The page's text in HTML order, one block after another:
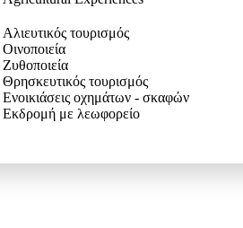
Αλιευτικός τουρισμός
Οινοποιεία
Ζυθοποιεία
Θρησκευτικός τουρισμός
Ενοικιάσεις οχημάτων - σκαφών
Εκδρομή με λεωφορείο